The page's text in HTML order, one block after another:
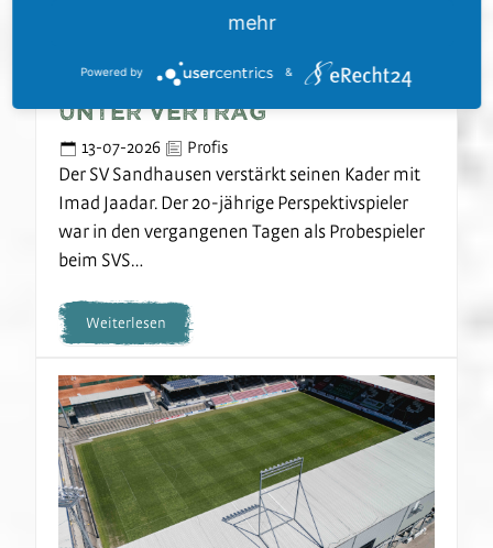
SVS nimmt Imad Jaadar
unter Vertrag
13-07-2026 Profis
Der SV Sandhausen verstärkt seinen Kader mit
Imad Jaadar. Der 20-jährige Perspektivspieler
war in den vergangenen Tagen als Probespieler
beim SVS…
Weiterlesen
mehr
Powered by &